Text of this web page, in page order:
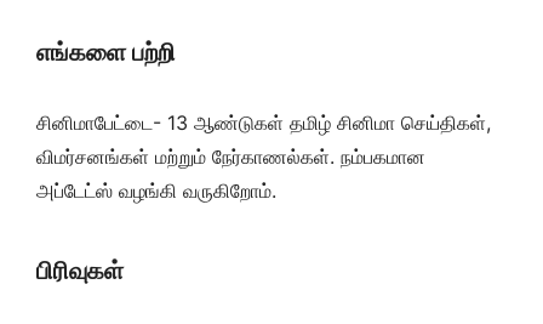
எங்களை பற்றி
சினிமாபேட்டை- 13 ஆண்டுகள் தமிழ் சினிமா செய்திகள்,
விமர்சனங்கள் மற்றும் நேர்காணல்கள். நம்பகமான
அப்டேட்ஸ் வழங்கி வருகிறோம்.
பிரிவுகள்